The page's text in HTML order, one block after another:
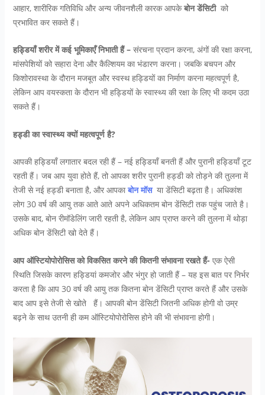
आहार, शारीरिक गतिविधि और अन्य जीवनशैली कारक आपकेबोन डेंसिटी को
प्रभावित कर सकते हैं।
हड्डियाँ शरीर में कई भूमिकाएँ निभाती हैं –संरचना प्रदान करना, अंगों की रक्षा करना,
मांसपेशियों को सहारा देना और कैल्शियम का भंडारण करना। जबकि बचपन और
किशोरावस्था के दौरान मजबूत और स्वस्थ हड्डियों का निर्माण करना महत्वपूर्ण है,
लेकिन आप वयस्कता के दौरान भी हड्डियों के स्वास्थ्य की रक्षा के लिए भी कदम उठा
सकते हैं।
हड्डी का स्वास्थ्य क्यों महत्वपूर्ण है?
आपकी हड्डियाँ लगातार बदल रही हैं – नई हड्डियाँ बनती हैं और पुरानी हड्डियाँ टूट
रहती हैं। जब आप युवा होते हैं, तो आपका शरीर पुरानी हड्डी को तोड़ने की तुलना में
तेजी से नई हड्डी बनाता है, और आपकाबोन मॉसया डेंसिटी बढ़ता है। अधिकांश
लोग 30 वर्ष की आयु तक आते आते अपने अधिकतम बोन डेंसिटी तक पहुंच जाते है।
उसके बाद, बोन रीमॉडेलिंग जारी रहती है, लेकिन आप प्राप्त करने की तुलना में थोड़ा
अधिक बोन डेंसिटी खो देते हैं।
आप ऑस्टियोपोरोसिस को विकसित करने की कितनी संभावना रखते हैं- एक ऐसी
स्थिति जिसके कारण हड्डियां कमजोर और भंगुर हो जाती हैं – यह इस बात पर निर्भर
करता है कि आप 30 वर्ष की आयु तक कितना बोन डेंसिटी प्राप्त करते हैं और उसके
बाद आप इसे तेजी से खोते हैं। आपकी बोन डेंसिटी जितनी अधिक होगी वो उम्र
बढ़ने के साथ उतनी ही कम ऑस्टियोपोरोसिस होने की भी संभावना होगी।